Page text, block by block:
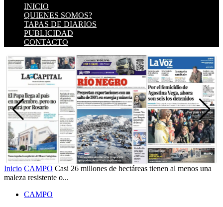
INICIO
QUIENES SOMOS?
TAPAS DE DIARIOS
PUBLICIDAD
CONTACTO
Inicio CAMPO Casi 26 millones de hectáreas tienen al menos una
maleza resistente o...
CAMPO